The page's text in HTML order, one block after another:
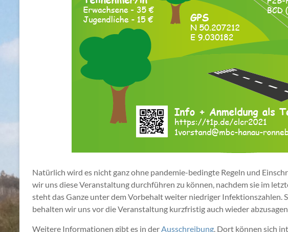
Natürlich wird es nicht ganz ohne pandemie-bedingte Regeln und
wir uns diese Veranstaltung durchführen zu können, nachdem sie im
steht das Ganze unter dem Vorbehalt weiter niedriger Infektionszahlen.
behalten wir uns vor die Veranstaltung kurzfristig auch wieder
Weitere Informationen gibt es in derAusschreibung. Dort können sich